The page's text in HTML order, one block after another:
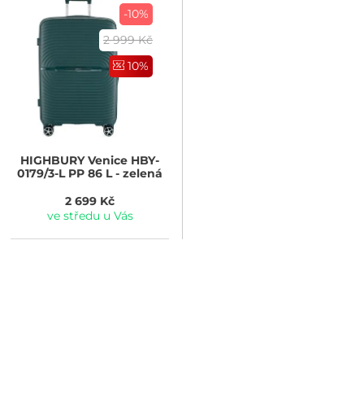
-10%
2 999 Kč
10%
HIGHBURYVenice HBY-
0179/3-L PP 86 L - zelená
2 699 Kč
ve středu u Vás